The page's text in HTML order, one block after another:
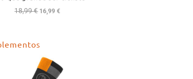
18,99€ El
era:
18,99 €.
16,99€El